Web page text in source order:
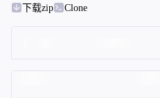
下载zip
Clone